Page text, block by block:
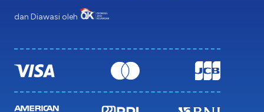
dan Diawasi oleh